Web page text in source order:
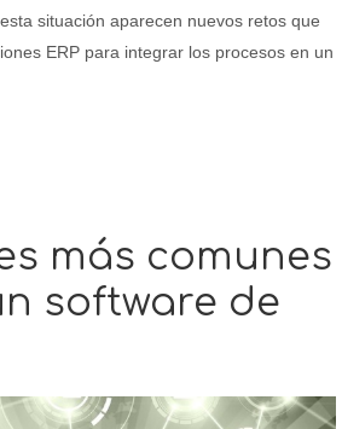
situación aparecen nuevos retos que
ERP para integrar los procesos en un
más comunes
software de